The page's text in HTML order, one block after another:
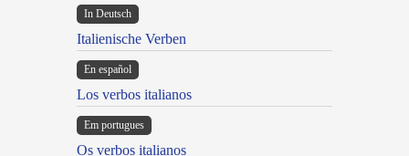
In Deutsch
Italienische Verben
En español
Los verbos italianos
Em portugues
Os verbos italianos